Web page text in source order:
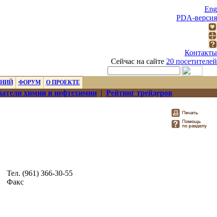
Eng
PDA-версия
Контакты
Сейчас на сайте 20 посетителей
ФОРУМ О ПРОЕКТЕ
химии и нефтехимии| Рейтинг трейдеров
Тел. (961) 366-30-55
Факс